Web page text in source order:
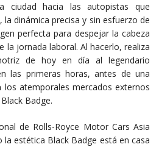
ciudad hacia las autopistas que
dinámica precisa y sin esfuerzo de
perfecta para despejar la cabeza
la jornada laboral. Al hacerlo, realiza
de hoy en día al legendario
las primeras horas, antes de una
atemporales mercados externos
Badge.
de Rolls-Royce Motor Cars Asia
la estética Black Badge está en casa